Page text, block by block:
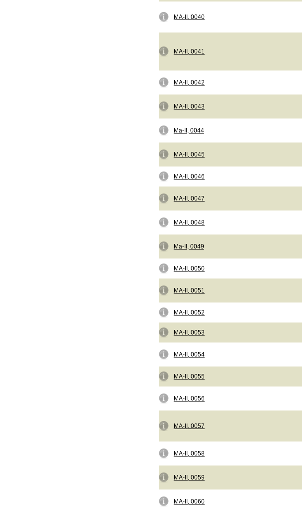
MA-II, 0040
MA-II, 0041
MA-II, 0042
MA-II, 0043
Ma-II, 0044
MA-II, 0045
MA-II, 0046
MA-II, 0047
MA-II, 0048
Ma-II, 0049
MA-II, 0050
MA-II, 0051
MA-II, 0052
MA-II, 0053
MA-II, 0054
MA-II, 0055
MA-II, 0056
MA-II, 0057
MA-II, 0058
MA-II, 0059
MA-II, 0060